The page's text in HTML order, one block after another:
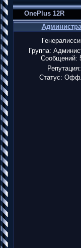
OnePlus 12R
Группа:
Сообщений:
Репутация:
Статус: